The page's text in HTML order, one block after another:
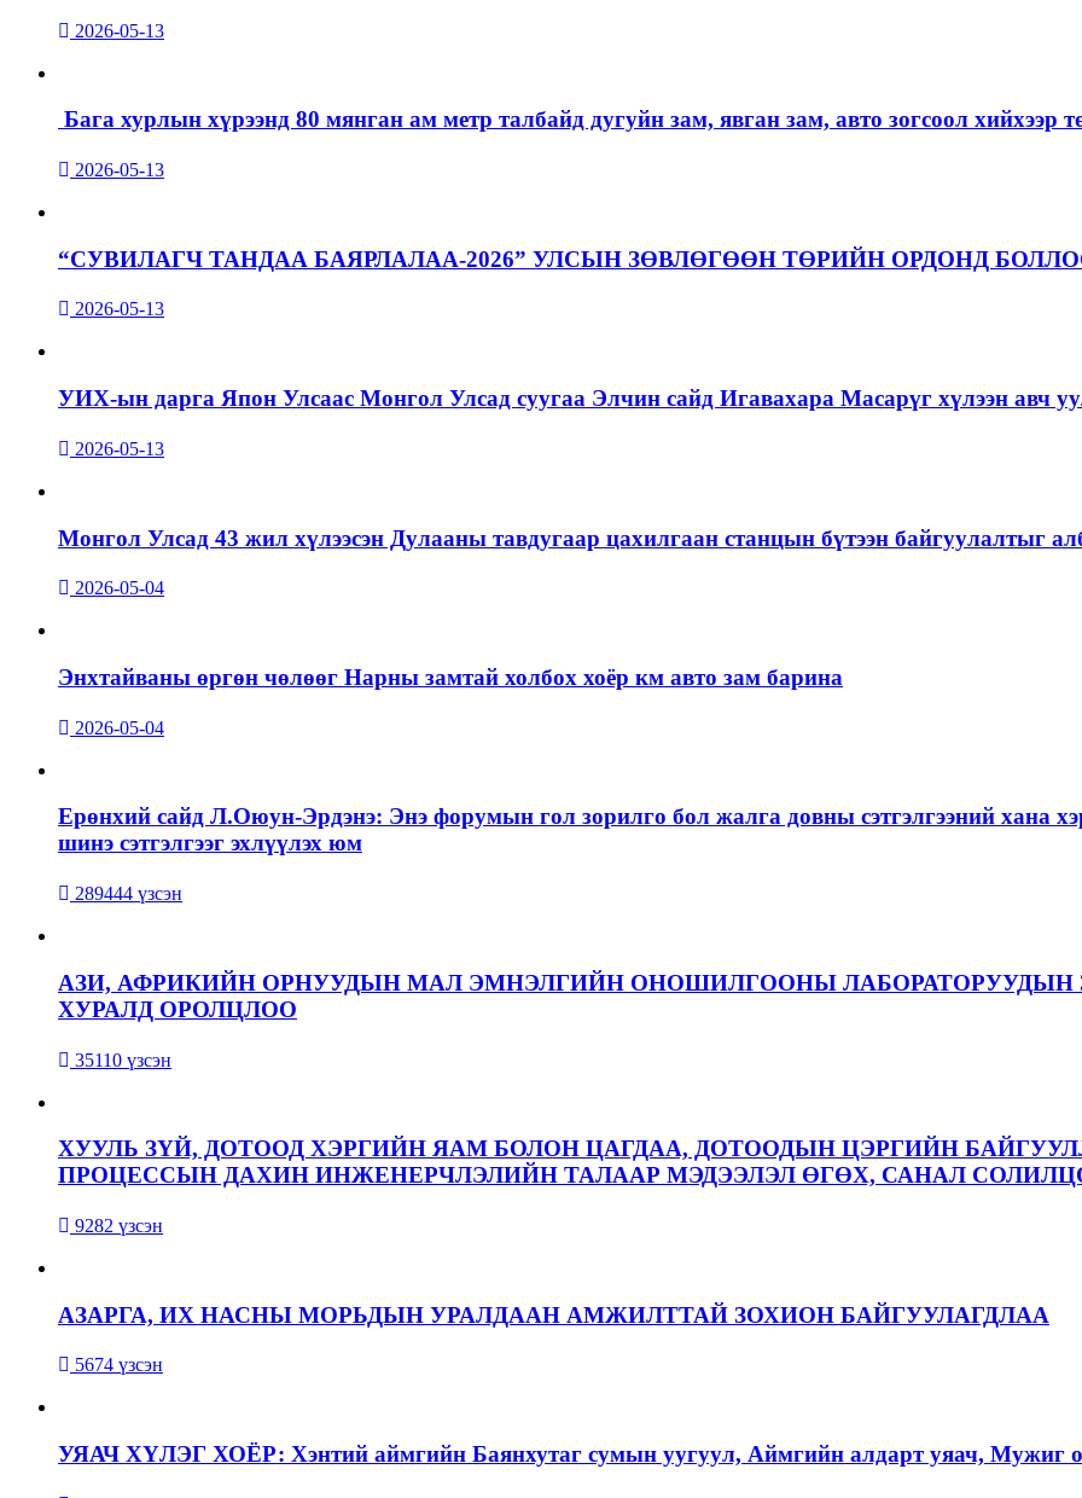
2026-05-13
Бага хурлын хүрээнд 80 мянган ам метр талбайд дугуйн зам, явган зам, авто зогсоол хийхээр
2026-05-13
“СУВИЛАГЧ ТАНДАА БАЯРЛАЛАА-2026” УЛСЫН ЗӨВЛӨГӨӨН ТӨРИЙН ОРДОНД
2026-05-13
УИХ-ын дарга Япон Улсаас Монгол Улсад суугаа Элчин сайд Игавахара Масарүг хүлээн авч
2026-05-13
Монгол Улсад 43 жил хүлээсэн Дулааны тавдугаар цахилгаан станцын бүтээн байгуулалтыг
2026-05-04
Энхтайваны өргөн чөлөөг Нарны замтай холбох хоёр км авто зам барина
2026-05-04
Ерөнхий сайд Л.Оюун-Эрдэнэ: Энэ форумын гол зорилго бол жалга довны сэтгэлгээний хана
шинэ сэтгэлгээг эхлүүлэх юм
289444 үзсэн
АЗИ, АФРИКИЙН ОРНУУДЫН МАЛ ЭМНЭЛГИЙН ОНОШИЛГООНЫ ЛАБОРАТОРУУДЫН
ХУРАЛД ОРОЛЦЛОО
35110 үзсэн
ХУУЛЬ ЗҮЙ, ДОТООД ХЭРГИЙН ЯАМ БОЛОН ЦАГДАА, ДОТООДЫН ЦЭРГИЙН
ПРОЦЕССЫН ДАХИН ИНЖЕНЕРЧЛЭЛИЙН ТАЛААР МЭДЭЭЛЭЛ ӨГӨХ, САНАЛ
9282 үзсэн
АЗАРГА, ИХ НАСНЫ МОРЬДЫН УРАЛДААН АМЖИЛТТАЙ ЗОХИОН БАЙГУУЛАГДЛАА
5674 үзсэн
УЯАЧ ХҮЛЭГ ХОЁР: Хэнтий аймгийн Баянхутаг сумын уугуул, Аймгийн алдарт уяач, Мужиг